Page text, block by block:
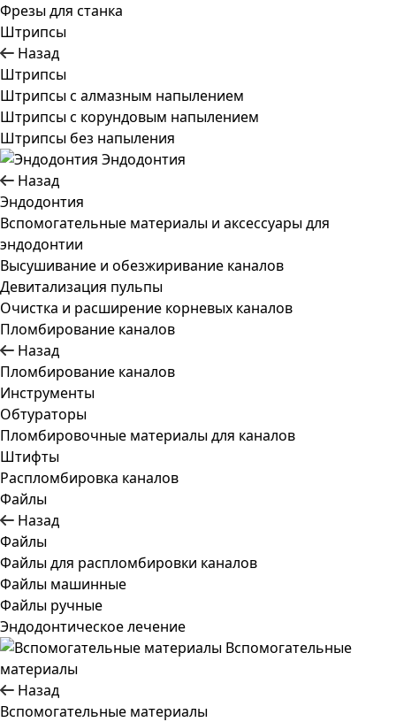
Фрезы для станка
Штрипсы
Назад
Штрипсы
Штрипсы c алмазным напылением
Штрипсы c корундовым напылением
Штрипсы без напыления
Эндодонтия
Назад
Эндодонтия
Вспомогательные материалы и аксессуары для
эндодонтии
Высушивание и обезжиривание каналов
Девитализация пульпы
Очистка и расширение корневых каналов
Пломбирование каналов
Назад
Пломбирование каналов
Инструменты
Обтураторы
Пломбировочные материалы для каналов
Штифты
Распломбировка каналов
Файлы
Назад
Файлы
Файлы для распломбировки каналов
Файлы машинные
Файлы ручные
Эндодонтическое лечение
Вспомогательные
материалы
Назад
Вспомогательные материалы